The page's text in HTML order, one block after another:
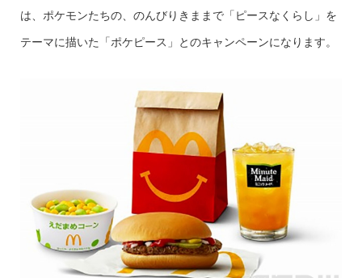
は、ポケモンたちの、のんびりきままで「ピースなくらし」を
テーマに描いた「ポケピース」とのキャンペーンになります。